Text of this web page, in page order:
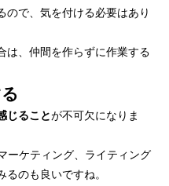
ので、気を付ける必要はあり
は、仲間を作らずに作業する
じることが不可欠になりま
ーケティング、ライティング
のも良いですね。